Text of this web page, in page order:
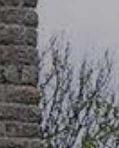
prohlížeče nebo při
v prohlížeči i po jeho
(cookies můžete přidávat
návštěvnosti a marketing).
stránek. Souhlas s použitím
cookies (statistická
být zpracována třetí